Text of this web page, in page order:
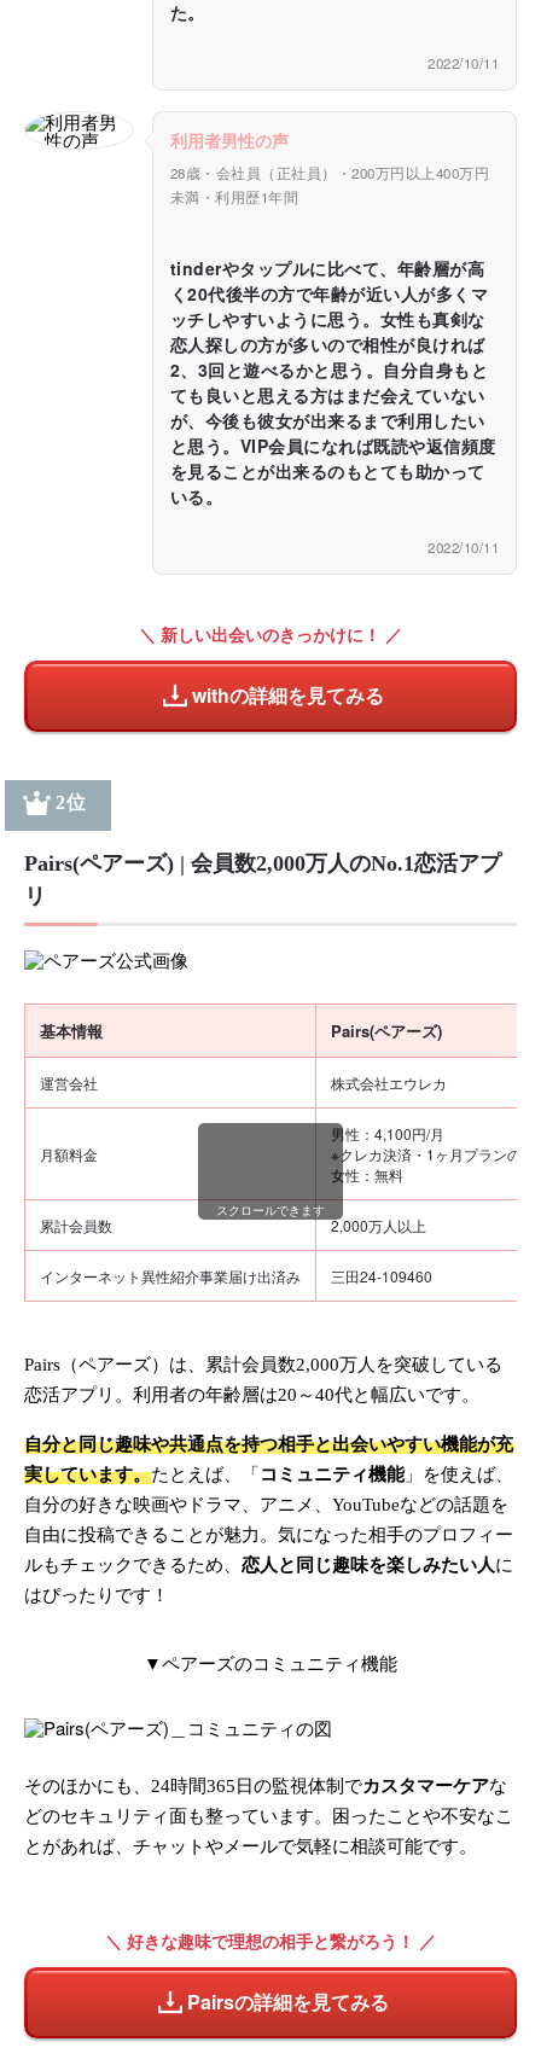
た。
2022/10/11
利用者男性の声
28歳・会社員（正社員）・200万円以上400万円
未満・利用歴1年間
tinderやタップルに比べて、年齢層が高
く20代後半の方で年齢が近い人が多くマ
ッチしやすいように思う。女性も真剣な
恋人探しの方が多いので相性が良ければ
2、3回と遊べるかと思う。自分自身もと
ても良いと思える方はまだ会えていない
が、今後も彼女が出来るまで利用したい
と思う。VIP会員になれば既読や返信頻度
を見ることが出来るのもとても助かって
いる。
2022/10/11
＼ 新しい出会いのきっかけに！ ／
withの詳細を見てみる
2位
Pairs(ペアーズ) | 会員数2,000万人のNo.1恋活アプ
リ
基本情報 Pairs(ペアーズ)
運営会社 株式会社エウレカ
月額料金
男性：4,100円/月
※クレカ決済・1ヶ月プランの場
女性：無料
累計会員数 2,000万人以上
インターネット異性紹介事業届け出済み 三田24-109460
スクロールできます
Pairs（ペアーズ）は、累計会員数2,000万人を突破している
恋活アプリ。利用者の年齢層は20～40代と幅広いです。
自分と同じ趣味や共通点を持つ相手と出会いやすい機能が充
実しています。たとえば、「 コミュニティ機能」を使えば、
自分の好きな映画やドラマ、アニメ、YouTubeなどの話題を
自由に投稿できることが魅力。気になった相手のプロフィー
ルもチェックできるため、 恋人と同じ趣味を楽しみたい人に
はぴったりです！
▼ペアーズのコミュニティ機能
そのほかにも、24時間365日の監視体制でカスタマーケアな
どのセキュリティ面も整っています。困ったことや不安なこ
とがあれば、チャットやメールで気軽に相談可能です。
＼ 好きな趣味で理想の相手と繋がろう！ ／
Pairsの詳細を見てみる